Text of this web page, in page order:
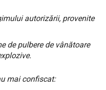
autorizării, provenite
de pulbere de vânătoare
mai confiscat: